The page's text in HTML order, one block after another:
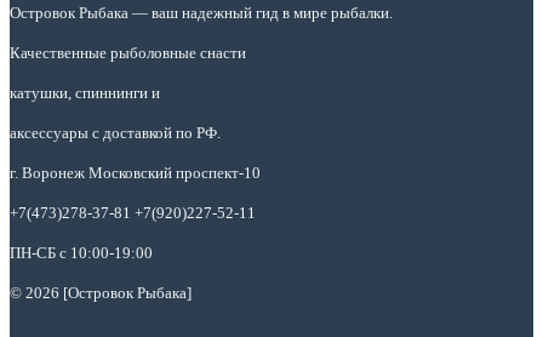
Островок Рыбака — ваш надежный гид в мире рыбалки.
Качественные рыболовные снасти
катушки, спиннинги и
аксессуары с доставкой по РФ.
г. Воронеж Московский проспект-10
+7(473)278-37-81 +7(920)227-52-11
ПН-СБ с 10:00-19:00
© 2026 [Островок Рыбака]